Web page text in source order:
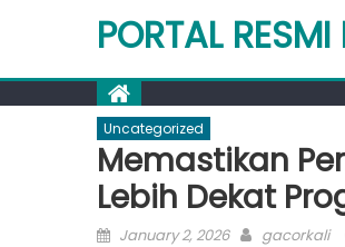
PORTAL
Uncategorized
Memastikan
Lebih Dekat
Posted
January 2, 2026 Author
gacorkali